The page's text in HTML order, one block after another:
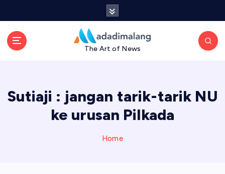
The Art of News
Sutiaji : jangan tarik-tarik NU
ke urusan Pilkada
Home